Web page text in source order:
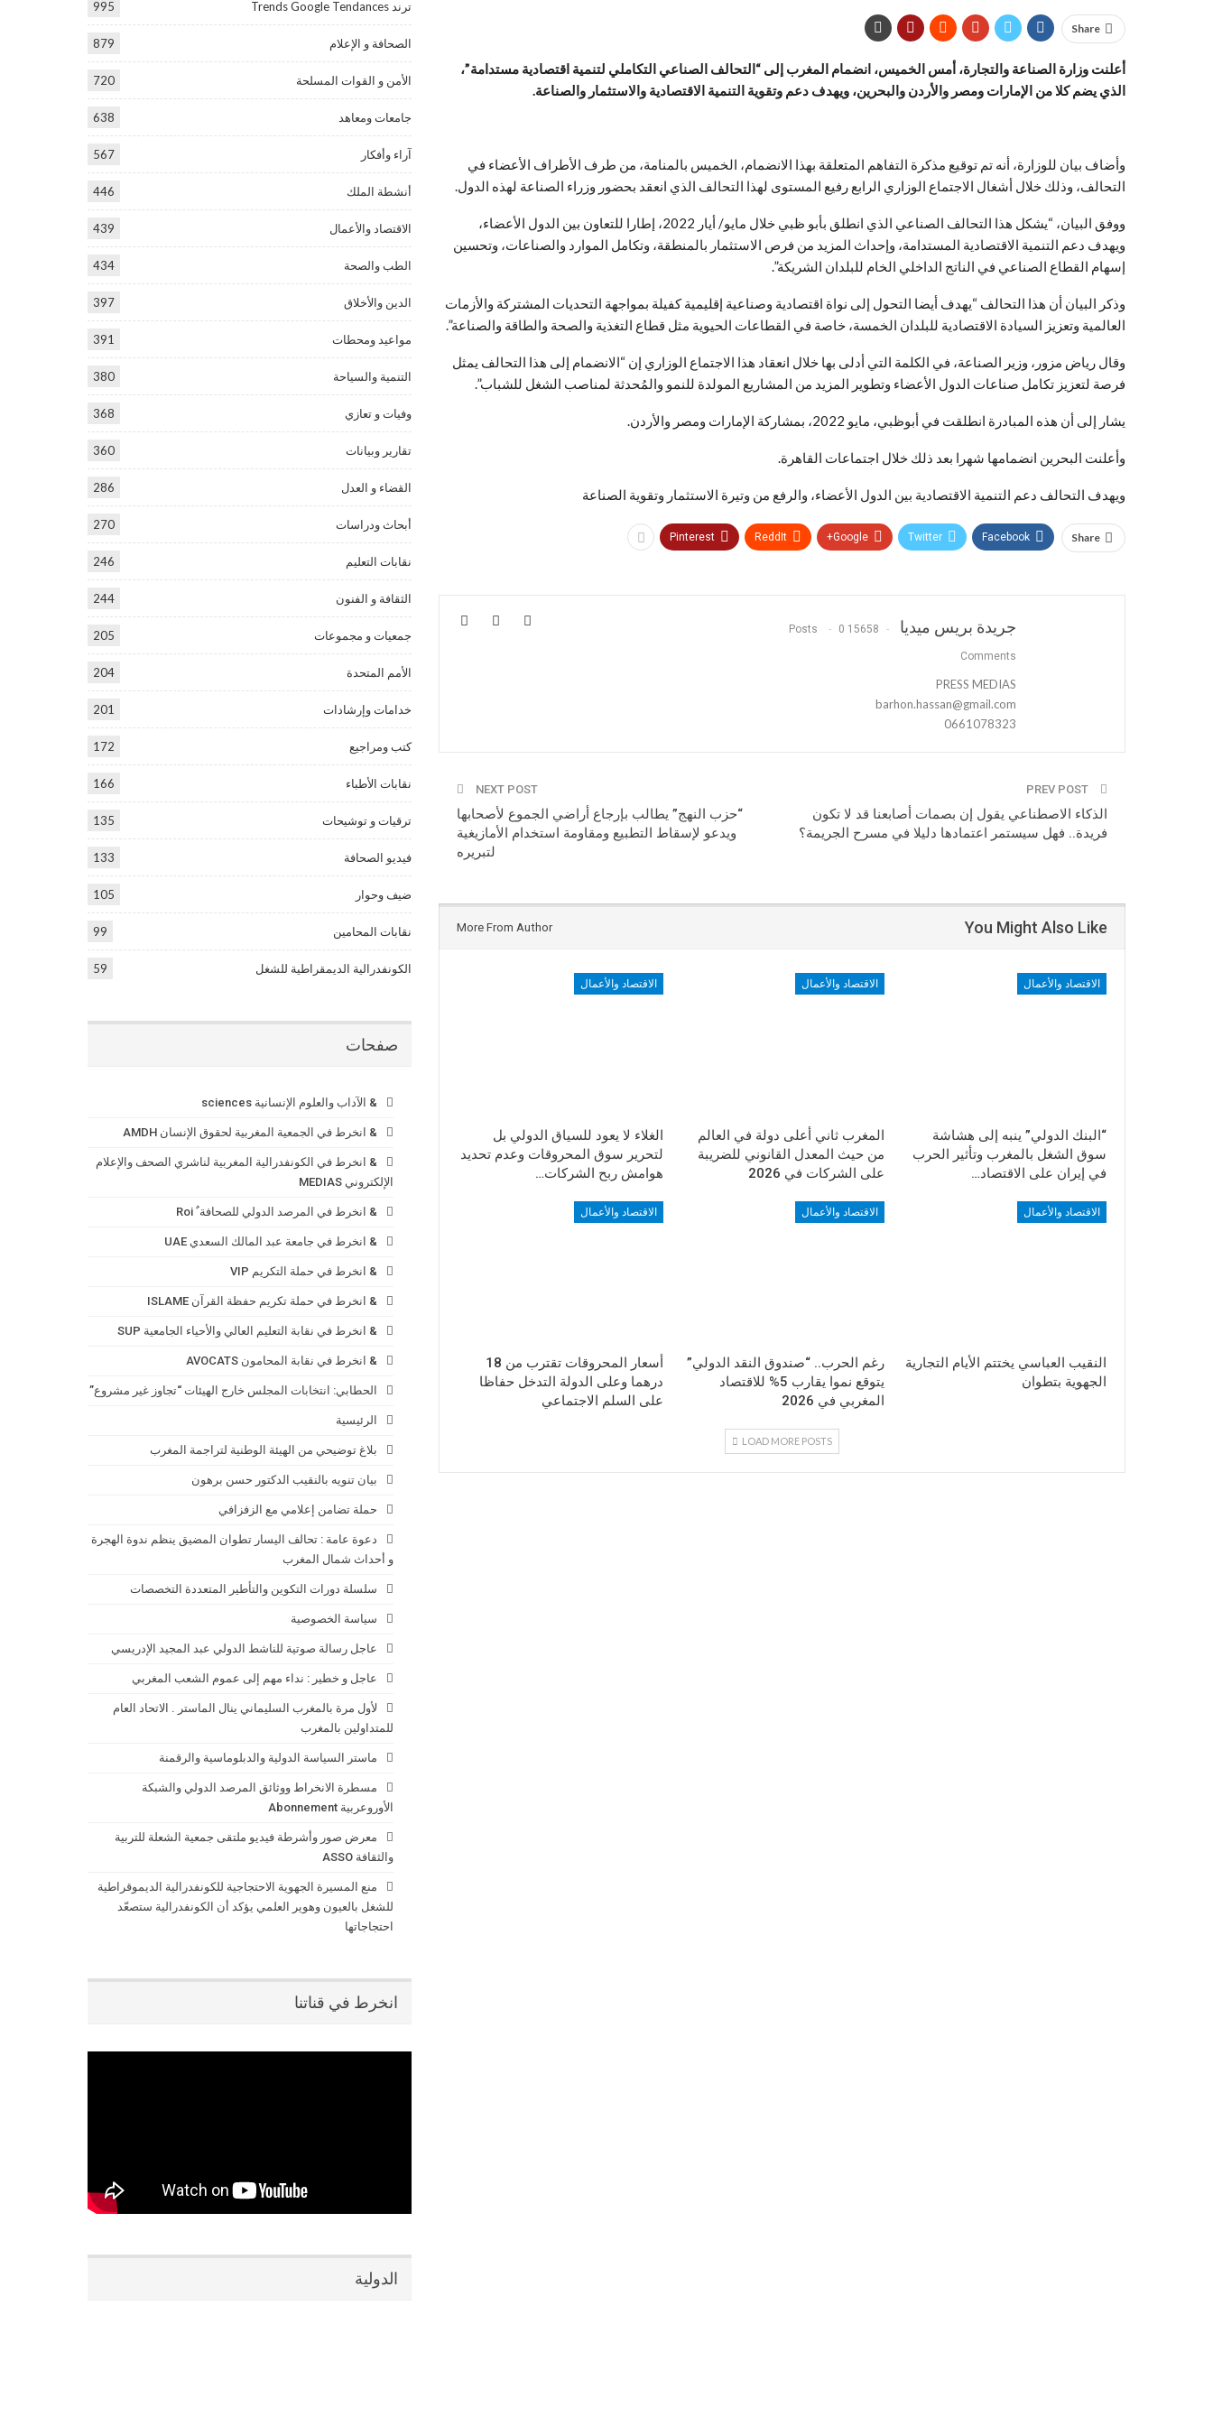
Share
أعلنت وزارة الصناعة والتجارة، أمس الخميس، انضمام المغرب إلى “التحالف الصناعي التكاملي لتنمية اقتصادية مستدامة”،
الذي يضم كلا من الإمارات ومصر والأردن والبحرين، ويهدف دعم وتقوية التنمية الاقتصادية والاستثمار والصناعة.
وأضاف بيان للوزارة، أنه تم توقيع مذكرة التفاهم المتعلقة بهذا الانضمام، الخميس بالمنامة، من طرف الأطراف الأعضاء في
التحالف، وذلك خلال أشغال الاجتماع الوزاري الرابع رفيع المستوى لهذا التحالف الذي انعقد بحضور وزراء الصناعة لهذه الدول.
ووفق البيان، “يشكل هذا التحالف الصناعي الذي انطلق بأبو ظبي خلال مايو/ أيار 2022، إطارا للتعاون بين الدول الأعضاء،
ويهدف دعم التنمية الاقتصادية المستدامة، وإحداث المزيد من فرص الاستثمار بالمنطقة، وتكامل الموارد والصناعات، وتحسين
إسهام القطاع الصناعي في الناتج الداخلي الخام للبلدان الشريكة”.
وذكر البيان أن هذا التحالف “يهدف أيضا التحول إلى نواة اقتصادية وصناعية إقليمية كفيلة بمواجهة التحديات المشتركة والأزمات
العالمية وتعزيز السيادة الاقتصادية للبلدان الخمسة، خاصة في القطاعات الحيوية مثل قطاع التغذية والصحة والطاقة والصناعة”.
وقال رياض مزور، وزير الصناعة، في الكلمة التي أدلى بها خلال انعقاد هذا الاجتماع الوزاري إن “الانضمام إلى هذا التحالف يمثل
فرصة لتعزيز تكامل صناعات الدول الأعضاء وتطوير المزيد من المشاريع المولدة للنمو والمُحدثة لمناصب الشغل للشباب”.
يشار إلى أن هذه المبادرة انطلقت في أبوظبي، مايو 2022، بمشاركة الإمارات ومصر والأردن.
وأعلنت البحرين انضمامها شهرا بعد ذلك خلال اجتماعات القاهرة.
ويهدف التحالف دعم التنمية الاقتصادية بين الدول الأعضاء، والرفع من وتيرة الاستثمار وتقوية الصناعة
Share
Facebook
Twitter
Google+
ReddIt
Pinterest
جريدة بريس ميديا 15658 Posts
0
Comments
PRESS MEDIAS
barhon.hassan@gmail.com
0661078323
الذكاء الاصطناعي يقول إن بصمات أصابعنا قد لا تكون
فريدة.. فهل سيستمر اعتمادها دليلا في مسرح الجريمة؟
NEXT POST
“حزب النهج” يطالب بإرجاع أراضي الجموع لأصحابها
ويدعو لإسقاط التطبيع ومقاومة استخدام الأمازيغية
لتبريره
You Might Also Like
More From Author
الاقتصاد والأعمال
“البنك الدولي” ينبه إلى هشاشة
سوق الشغل بالمغرب وتأثير الحرب
في إيران على الاقتصاد…
الاقتصاد والأعمال
المغرب ثاني أعلى دولة في العالم
من حيث المعدل القانوني للضريبة
على الشركات في 2026
الاقتصاد والأعمال
الغلاء لا يعود للسياق الدولي بل
لتحرير سوق المحروقات وعدم تحديد
هوامش ربح الشركات…
الاقتصاد والأعمال
النقيب العباسي يختتم الأيام التجارية
الجهوية بتطوان
الاقتصاد والأعمال
رغم الحرب.. “صندوق النقد الدولي”
يتوقع نموا يقارب 5% للاقتصاد
المغربي في 2026
الاقتصاد والأعمال
أسعار المحروقات تقترب من 18
درهما وعلى الدولة التدخل حفاظا
على السلم الاجتماعي
LOAD MORE POSTS
ترند Trends Google Tendances 995
الصحافة و الإعلام 879
الأمن و القوات المسلحة 720
جامعات ومعاهد 638
آراء وأفكار 567
أنشطة الملك 446
الاقتصاد والأعمال 439
الطب والصحة 434
الدين والأخلاق 397
مواعيد ومحطات 391
التنمية والسياحة 380
وفيات و تعازي 368
تقارير وبيانات 360
القضاء و العدل 286
أبحاث ودراسات 270
نقابات التعليم 246
الثقافة و الفنون 244
جمعيات و مجموعات 205
الأمم المتحدة 204
خدامات وإرشادات 201
كتب ومراجيع 172
نقابات الأطباء 166
ترقيات و توشيحات 135
فيديو الصحافة 133
ضيف وحوار 105
نقابات المحامين 99
الكونفدرالية الديمقراطية للشغل 59
صفحات
& الآداب والعلوم الإنسانية sciences
& انخرط في الجمعية المغربية لحقوق الإنسان AMDH
& انخرط في الكونفدرالية المغربية لناشري الصحف والإعلام
الإلكتروني MEDIAS
& انخرط في المرصد الدولي للصحافة ٌ Roi
& انخرط في جامعة عبد المالك السعدي UAE
& انخرط في حملة التكريم VIP
& انخرط في حملة تكريم حفظة القرآن ISLAME
& انخرط في نقابة التعليم العالي والأحياء الجامعية SUP
& انخرط في نقابة المحامون AVOCATS
الحطابي: انتخابات المجلس خارج الهيئات “تجاوز غير مشروع”
الرئيسية
بلاغ توضيحي من الهيئة الوطنية لتراجمة المغرب
بيان تنويه بالنقيب الدكتور حسن برهون
حملة تضامن إعلامي مع الزفزافي
دعوة عامة : تحالف اليسار تطوان المضيق ينظم ندوة الهجرة
و أحداث شمال المغرب
سلسلة دورات التكوين والتأطير المتعددة التخصصات
سياسة الخصوصية
عاجل رسالة صوتية للناشط الدولي عبد المجيد الإدريسي
عاجل و خطير : نداء مهم إلى عموم الشعب المغربي
لأول مرة بالمغرب السليماني ينال الماستر . الاتحاد العام
للمتداولين بالمغرب
ماستر السياسة الدولية والدبلوماسية والرقمنة
مسطرة الانخراط ووثائق المرصد الدولي والشبكة
الأوروعربية Abonnement
معرض صور وأشرطة فيديو ملتقى جمعية الشعلة للتربية
والثقافة ASSO
منع المسيرة الجهوية الاحتجاجية للكونفدرالية الديموقراطية
للشغل بالعيون وهوير العلمي يؤكد أن الكونفدرالية ستصعّد
احتجاجاتها
انخرط في قناتنا
الدولية